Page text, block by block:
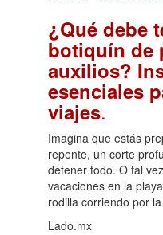
¿Qué debe
botiquín de
auxilios?
esenciales
viajes.
Imagina que estás
repente, un corte
detener todo. O tal
vacaciones en la
rodilla corriendo por
Lado.mx